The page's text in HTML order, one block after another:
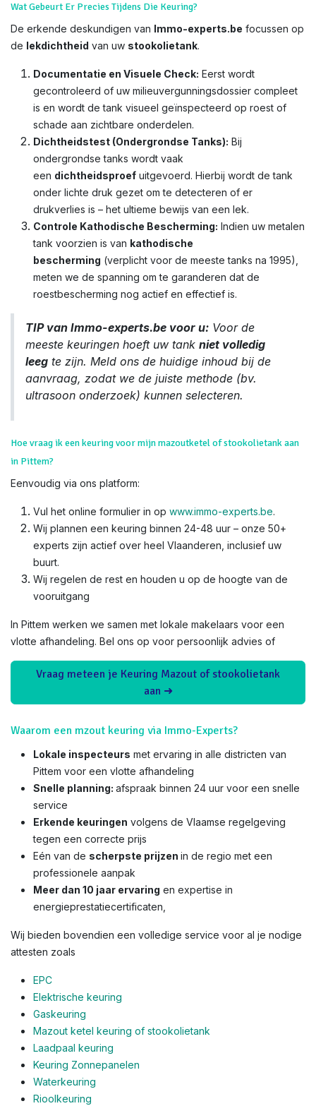
Wat Gebeurt Er Precies Tijdens Die Keuring?
De erkende deskundigen van Immo-experts.be focussen op
de lekdichtheid van uw stookolietank.
Documentatie en Visuele Check: Eerst wordt
gecontroleerd of uw milieuvergunningsdossier compleet
is en wordt de tank visueel geïnspecteerd op roest of
schade aan zichtbare onderdelen.
Dichtheidstest (Ondergrondse Tanks): Bij
ondergrondse tanks wordt vaak
een dichtheidsproef uitgevoerd. Hierbij wordt de tank
onder lichte druk gezet om te detecteren of er
drukverlies is – het ultieme bewijs van een lek.
Controle Kathodische Bescherming: Indien uw metalen
tank voorzien is van kathodische
bescherming (verplicht voor de meeste tanks na 1995),
meten we de spanning om te garanderen dat de
roestbescherming nog actief en effectief is.
TIP van Immo-experts.be voor u: Voor de
meeste keuringen hoeft uw tank niet volledig
leeg te zijn. Meld ons de huidige inhoud bij de
aanvraag, zodat we de juiste methode (bv.
ultrasoon onderzoek) kunnen selecteren.
Hoe vraag ik een keuring voor mijn mazoutketel of stookolietank aan
in Pittem?
Eenvoudig via ons platform:
Vul het online formulier in op www.immo-experts.be.
Wij plannen een keuring binnen 24-48 uur – onze 50+
experts zijn actief over heel Vlaanderen, inclusief uw
buurt.
Wij regelen de rest en houden u op de hoogte van de
vooruitgang
In Pittem werken we samen met lokale makelaars voor een
vlotte afhandeling. Bel ons op voor persoonlijk advies of
Vraag meteen je Keuring Mazout of stookolietank
aan ➜
Waarom een mzout keuring via Immo-Experts?
Lokale inspecteurs met ervaring in alle districten van
Pittem voor een vlotte afhandeling
Snelle planning: afspraak binnen 24 uur voor een snelle
service
Erkende keuringen volgens de Vlaamse regelgeving
tegen een correcte prijs
Eén van de scherpste prijzen in de regio met een
professionele aanpak
Meer dan 10 jaar ervaring en expertise in
energieprestatiecertificaten,
Wij bieden bovendien een volledige service voor al je nodige
attesten zoals
EPC
Elektrische keuring
Gaskeuring
Mazout ketel keuring of stookolietank
Laadpaal keuring
Keuring Zonnepanelen
Waterkeuring
Rioolkeuring